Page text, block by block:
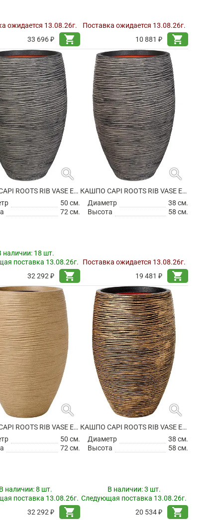
ожидается 13.08.26г.
33 696 ₽
shopping_cart
Поставка ожидается 13.08.26г.
10 881 ₽
shopping_cart
search
КАШПО CAPI ROOTS RIB VASE ELEGANT DELUXE ANTHRACITE
50 см.
72 см.
наличии: 18 шт.
поставка 13.08.26г.
32 292 ₽
shopping_cart
search
КАШПО CAPI ROOTS RIB VASE ELEGANT DELUXE ANTHRACITE
Диаметр
38 см.
Высота
58 см.
Поставка ожидается 13.08.26г.
19 481 ₽
shopping_cart
search
КАШПО CAPI ROOTS RIB VASE ELEGANT DELUXE BEIGE
50 см.
72 см.
наличии:8 шт.
поставка 13.08.26г.
32 292 ₽
shopping_cart
search
КАШПО CAPI ROOTS RIB VASE ELEGANT DELUXE BLACK GOLD
Диаметр
38 см.
Высота
58 см.
В наличии:3 шт.
Следующая поставка 13.08.26г.
20 534 ₽
shopping_cart